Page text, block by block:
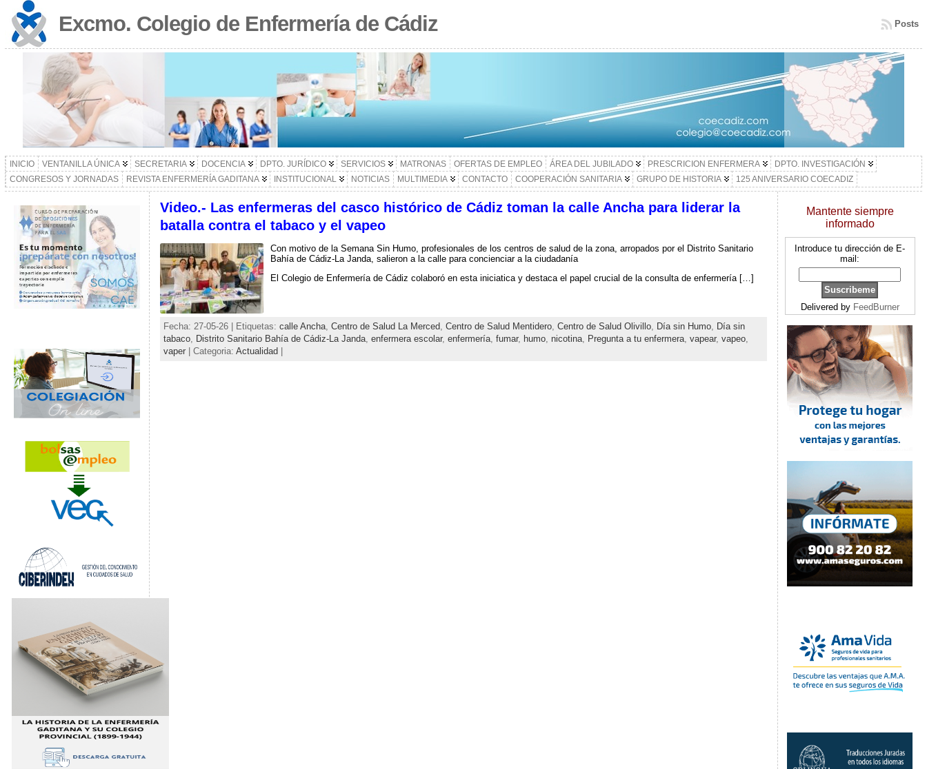
Excmo. Colegio de Enfermería de Cádiz Posts
INICIO VENTANILLA ÚNICA SECRETARIA DOCENCIA DPTO. JURÍDICO SERVICIOS MATRONAS OFERTAS DE EMPLEO ÁREA DEL JUBILADO PRESCRICION ENFERMERA
DPTO. INVESTIGACIÓN
CONGRESOS Y JORNADAS
REVISTA ENFERMERÍA GADITANA INSTITUCIONAL NOTICIAS MULTIMEDIA CONTACTO COOPERACIÓN SANITARIA GRUPO DE HISTORIA 125 ANIVERSARIO COECADIZ
Video.- Las enfermeras del casco histórico de Cádiz toman la calle Ancha para liderar la
batalla contra el tabaco y el vapeo
Con motivo de la Semana Sin Humo, profesionales de los centros de salud de la zona, arropados por el Distrito Sanitario
Bahía de Cádiz-La Janda, salieron a la calle para concienciar a la ciudadanía
El Colegio de Enfermería de Cádiz colaboró en esta iniciatica y destaca el papel crucial de la consulta de enfermería […]
Fecha: 27-05-26 | Etiquetas: calle Ancha, Centro de Salud La Merced Centro de Salud Mentidero, Centro de Salud Olivillo, Día sin Humo,
Día sin
tabaco, Distrito Sanitario Bahía de Cádiz-La Janda, enfermera escolar, enfermería, fumar, humo, nicotina, Pregunta a tu enfermera, vapear, vapeo,
vaper| Categoria: Actualidad
Mantente siempre
informado
Introduce tu dirección de E-
mail:
Delivered by FeedBurner